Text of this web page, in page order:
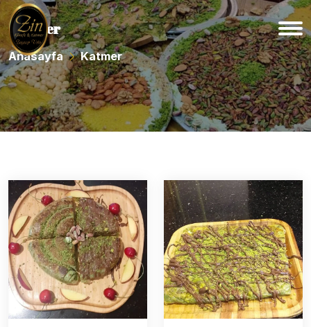
Katmer
Anasayfa Katmer